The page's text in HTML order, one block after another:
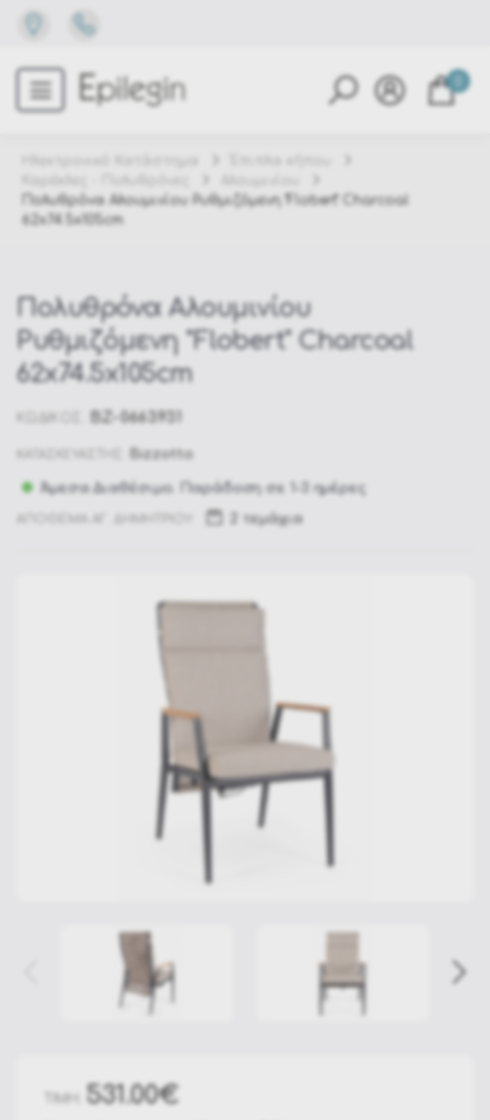
Πολυθρόνα Αλουμινίου Ρυθμιζόμενη "Flobert" Charcoal
62x74.5x105cm
Πολυθρόνα Αλουμινίου
Ρυθμιζόμενη "Flobert" Charcoal
62x74.5x105cm
BZ-0663931
Bizzotto
Άμεσα Διαθέσιμο. Παράδοση σε 1-3 ημέρες
2 τεμάχια
531.00€